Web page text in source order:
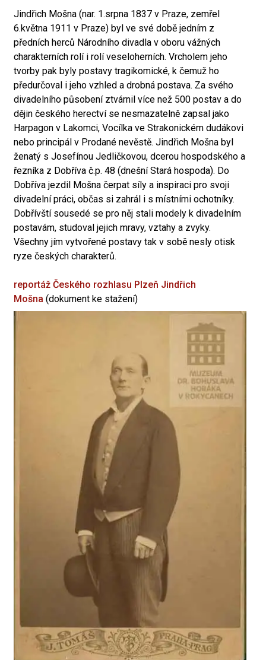
Jindřich Mošna (nar. 1.srpna 1837 v Praze, zemřel
6.května 1911 v Praze) byl ve své době jedním z
předních herců Národního divadla v oboru vážných
charakterních rolí i rolí veseloherních. Vrcholem jeho
tvorby pak byly postavy tragikomické, k čemuž ho
předurčoval i jeho vzhled a drobná postava. Za svého
divadelního působení ztvárnil více než 500 postav a do
dějin českého herectví se nesmazatelně zapsal jako
Harpagon v Lakomci, Vocílka ve Strakonickém dudákovi
nebo principál v Prodané nevěstě. Jindřich Mošna byl
ženatý s Josefínou Jedličkovou, dcerou hospodského a
řezníka z Dobříva č.p. 48 (dnešní Stará hospoda). Do
Dobříva jezdil Mošna čerpat síly a inspiraci pro svoji
divadelní práci, občas si zahrál i s místními ochotníky.
Dobřívští sousedé se pro něj stali modely k divadelním
postavám, studoval jejich mravy, vztahy a zvyky.
Všechny jím vytvořené postavy tak v sobě nesly otisk
ryze českých charakterů.
reportáž Českého rozhlasu Plzeň Jindřich
Mošna (dokument ke stažení)